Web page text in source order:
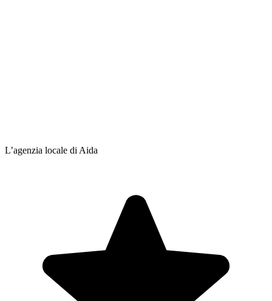
L’agenzia locale di Aida